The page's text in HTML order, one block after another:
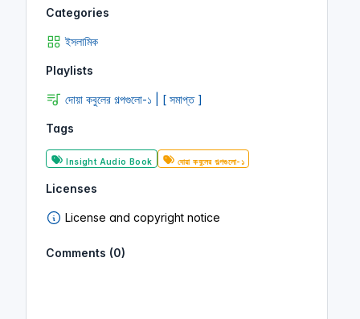
Categories
ইসলামিক
Playlists
দোয়া কবুলের গল্পগুলো-১ | [ সমাপ্ত ]
Tags
Insight Audio Book দোয়া কবুলের গল্পগুলো-১
Licenses
License and copyright notice
Comments (0)